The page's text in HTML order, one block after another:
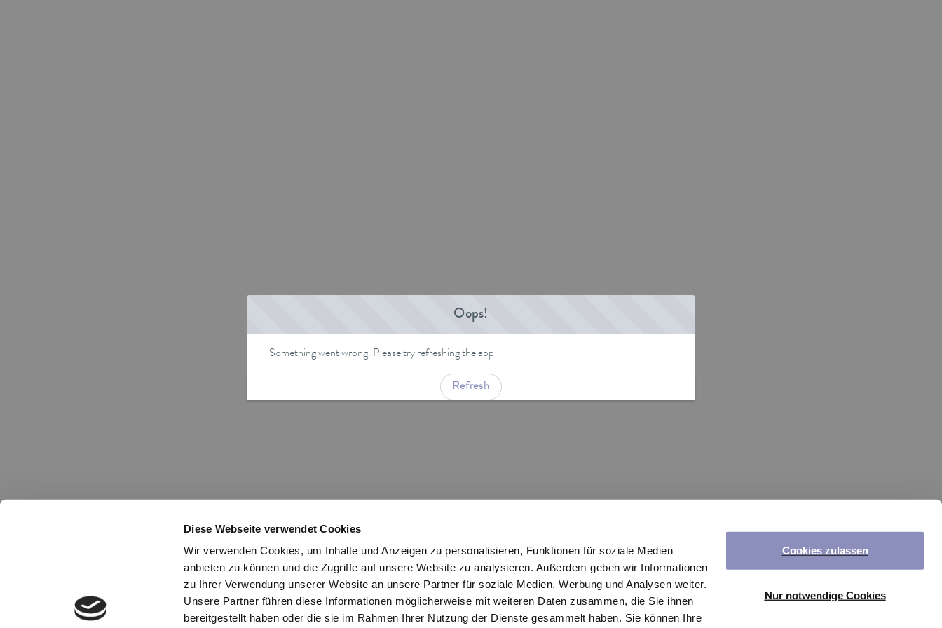
Diese Webseite verwendet Cookies
Wir verwenden Cookies, um Inhalte und Anzeigen zu personalisieren, Funktionen für soziale Medien
anbieten zu können und die Zugriffe auf unsere Website zu analysieren. Außerdem geben wir Informationen
zu Ihrer Verwendung unserer Website an unsere Partner für soziale Medien, Werbung und Analysen weiter.
Unsere Partner führen diese Informationen möglicherweise mit weiteren Daten zusammen, die Sie ihnen
bereitgestellt haben oder die sie im Rahmen Ihrer Nutzung der Dienste gesammelt haben. Sie können Ihre
Cookies zulassen
Nur notwendige Cookies
Oops!
Something went wrong. Please try refreshing the app
Refresh